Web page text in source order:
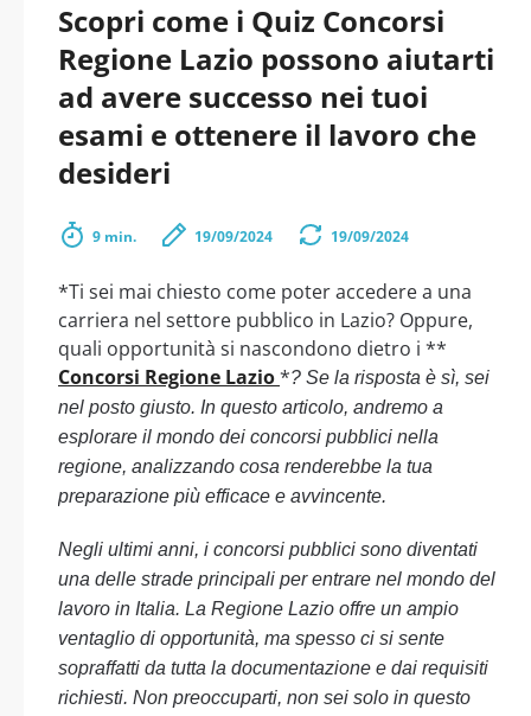
Scopri come i Quiz Concorsi
Regione Lazio possono aiutarti
ad avere successo nei tuoi
esami e ottenere il lavoro che
desideri
9 min. 19/09/2024 19/09/2024
*Ti sei mai chiesto come poter accedere a una
carriera nel settore pubblico in Lazio? Oppure,
quali opportunità si nascondono dietro i **
Concorsi Regione Lazio*? Se la risposta è sì, sei
nel posto giusto. In questo articolo, andremo a
esplorare il mondo dei concorsi pubblici nella
regione, analizzando cosa renderebbe la tua
preparazione più efficace e avvincente.
Negli ultimi anni, i concorsi pubblici sono diventati
una delle strade principali per entrare nel mondo del
lavoro in Italia. La Regione Lazio offre un ampio
ventaglio di opportunità, ma spesso ci si sente
sopraffatti da tutta la documentazione e dai requisiti
richiesti. Non preoccuparti, non sei solo in questo